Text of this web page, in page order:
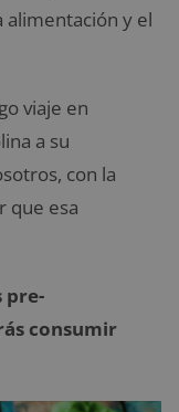
alimentación y el
viaje en
a su
con la
que esa
pre-
consumir